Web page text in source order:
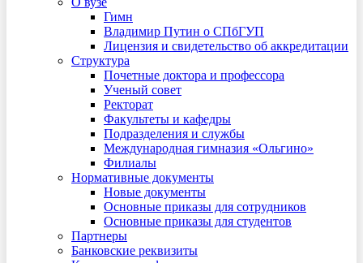
Гимн
Владимир Путин о СПбГУП
Лицензия и свидетельство об аккредитации
Структура
Почетные доктора и профессора
Ученый совет
Ректорат
Факультеты и кафедры
Подразделения и службы
Международная гимназия «Ольгино»
Филиалы
Нормативные документы
Новые документы
Основные приказы для сотрудников
Основные приказы для студентов
Партнеры
Банковские реквизиты